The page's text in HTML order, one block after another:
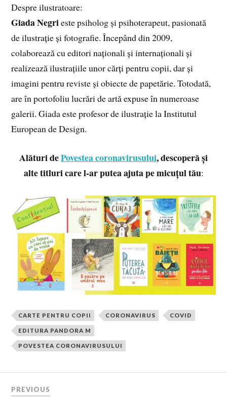
Despre ilustratoare:
Giada Negrieste psiholog și psihoterapeut, pasionată
de ilustrație și fotografie. Începând din 2009,
colaborează cu editori naționali și internaționali și
realizează ilustrațiile unor cărți pentru copii, dar și
imagini pentru reviste și obiecte de papetărie. Totodată,
are în portofoliu lucrări de artă expuse în numeroase
galerii. Giada este profesor de ilustrație la Institutul
European de Design.
Alături dePovestea coronavirusului, descoperă și
alte titluri care l-ar putea ajuta pe micuțul tău:
CARTE PENTRU COPII CORONAVIRUS COVID
EDITURA PANDORA M
POVESTEA CORONAVIRUSULUI
PREVIOUS